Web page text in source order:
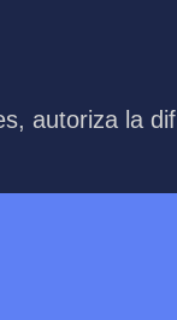
autoriza la